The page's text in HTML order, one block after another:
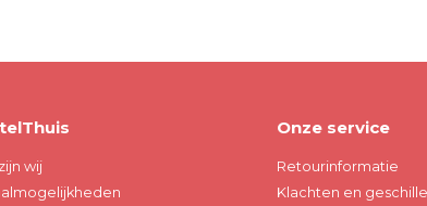
wij
Onze service
Retourinformatie
Klachten en